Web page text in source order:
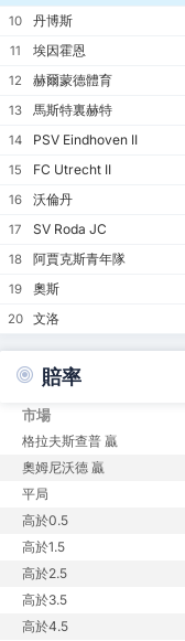
10
丹博斯
11
埃因霍恩
12
赫爾蒙德體育
13
馬斯特裏赫特
14
PSV Eindhoven II
15
FC Utrecht II
16
沃倫丹
17
SV Roda JC
18
阿賈克斯青年隊
19
奧斯
20
文洛
賠率
市場
格拉夫斯查普 贏
奧姆尼沃德 贏
平局
高於0.5
高於1.5
高於2.5
高於3.5
高於4.5